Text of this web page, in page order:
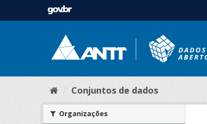
Conjuntos de dados
Organizações